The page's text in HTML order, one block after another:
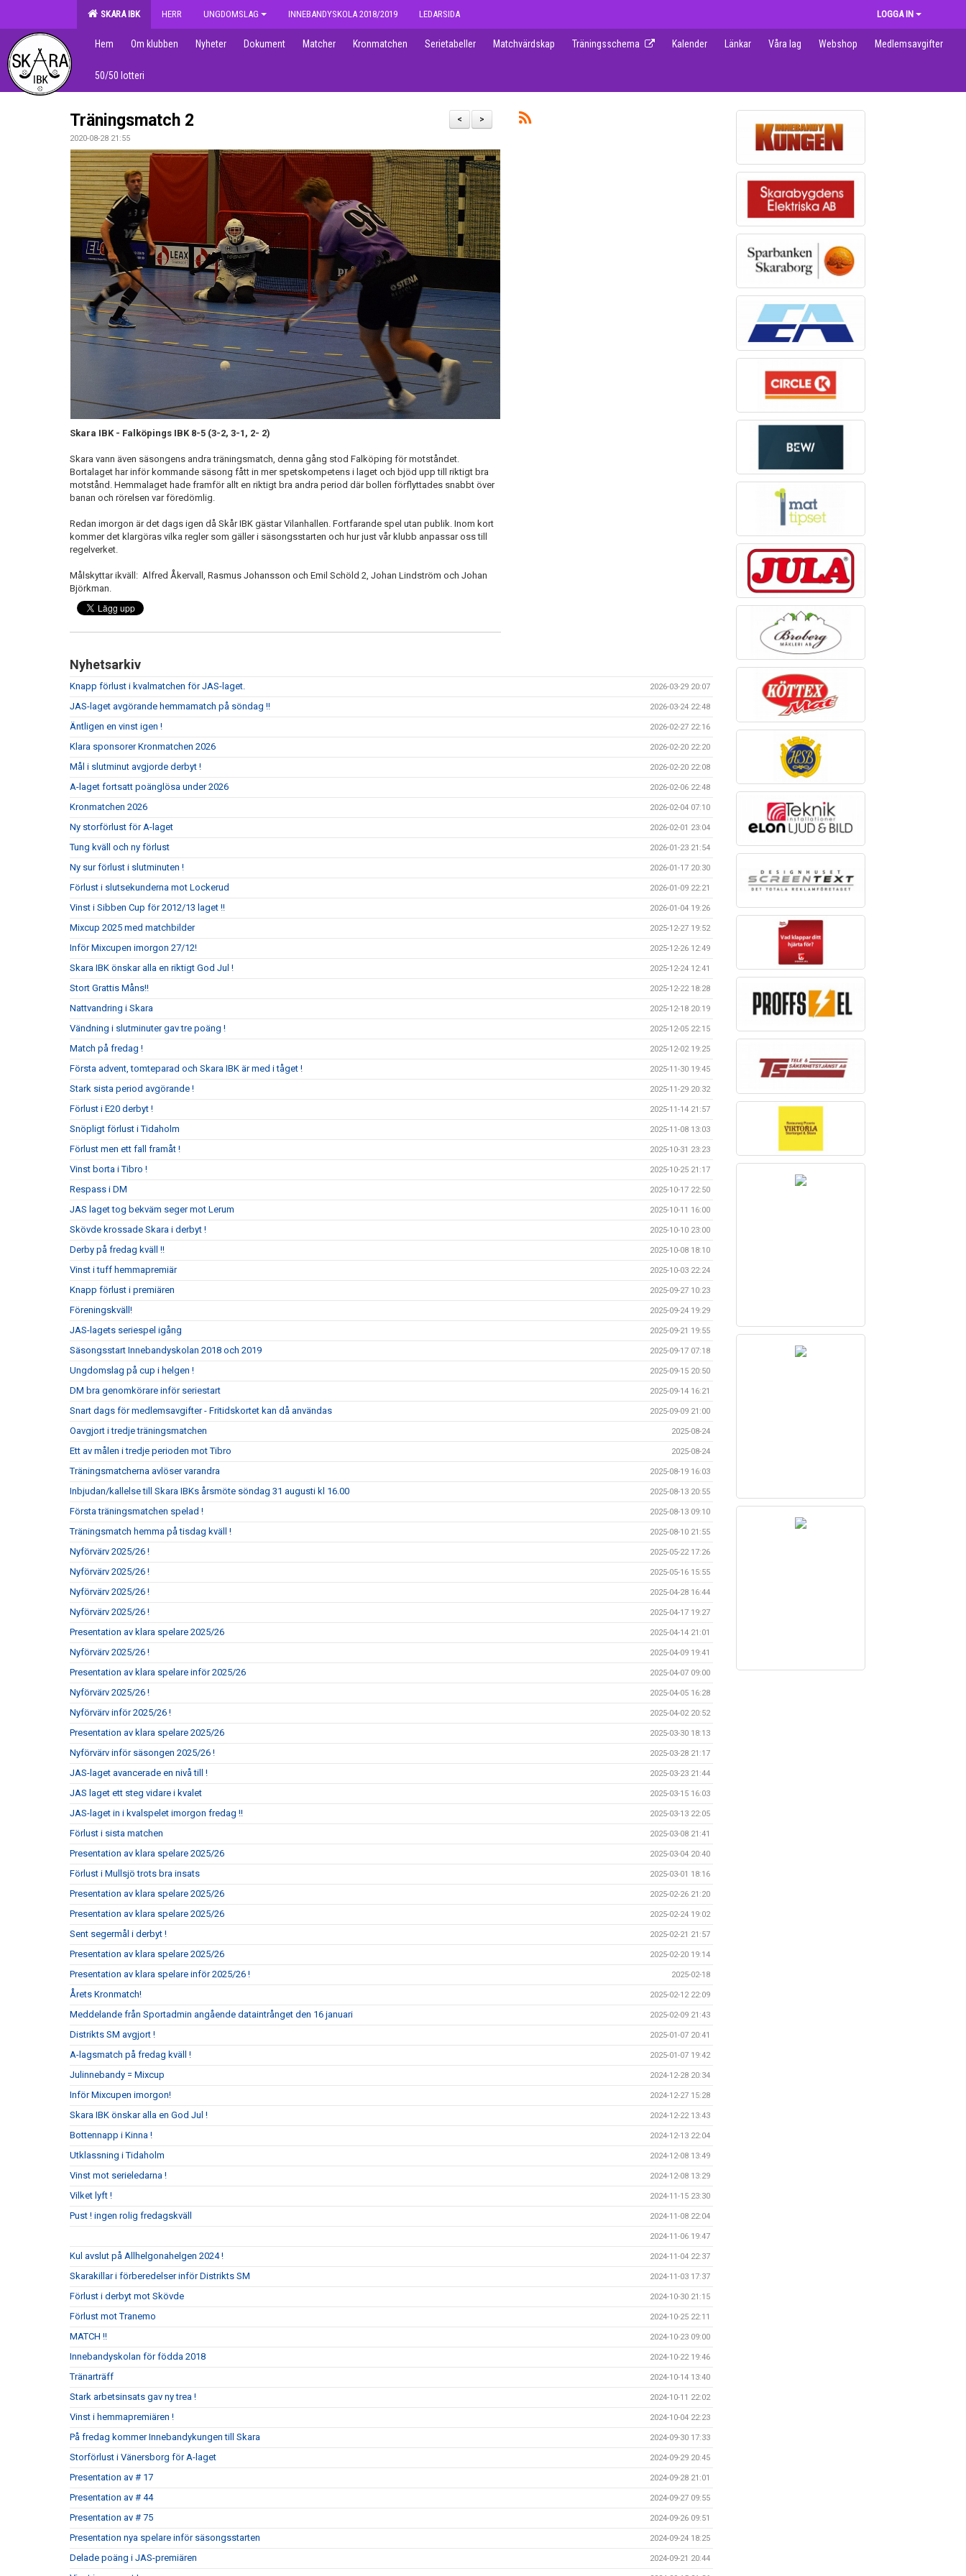
SKARA IBK HERR UNGDOMSLAG INNEBANDYSKOLA 2018/2019 LEDARSIDA LOGGA IN
Hem Om klubben Nyheter Dokument Matcher Kronmatchen Serietabeller Matchvärdskap Träningsschema Kalender Länkar Våra lag Webshop Medlemsavgifter
50/50 lotteri
>
<
Träningsmatch 2
2020-08-28 21:55
Skara IBK - Falköpings IBK 8-5 (3-2, 3-1, 2- 2)
Skara vann även säsongens andra träningsmatch, denna gång stod Falköping för motståndet.
Bortalaget har inför kommande säsong fått in mer spetskompetens i laget och bjöd upp till riktigt bra
motstånd. Hemmalaget hade framför allt en riktigt bra andra period där bollen förflyttades snabbt över
banan och rörelsen var föredömlig.
Redan imorgon är det dags igen då Skår IBK gästar Vilanhallen. Fortfarande spel utan publik. Inom kort
kommer det klargöras vilka regler som gäller i säsongsstarten och hur just vår klubb anpassar oss till
regelverket.
Målskyttar ikväll: Alfred Åkervall, Rasmus Johansson och Emil Schöld 2, Johan Lindström och Johan
Björkman.
Nyhetsarkiv
Knapp förlust i kvalmatchen för JAS-laget. 2026-03-29 20:07
JAS-laget avgörande hemmamatch på söndag !! 2026-03-24 22:48
Äntligen en vinst igen ! 2026-02-27 22:16
Klara sponsorer Kronmatchen 2026 2026-02-20 22:20
Mål i slutminut avgjorde derbyt ! 2026-02-20 22:08
A-laget fortsatt poänglösa under 2026 2026-02-06 22:48
Kronmatchen 2026 2026-02-04 07:10
Ny storförlust för A-laget 2026-02-01 23:04
Tung kväll och ny förlust 2026-01-23 21:54
Ny sur förlust i slutminuten ! 2026-01-17 20:30
Förlust i slutsekunderna mot Lockerud 2026-01-09 22:21
Vinst i Sibben Cup för 2012/13 laget !! 2026-01-04 19:26
Mixcup 2025 med matchbilder 2025-12-27 19:52
Inför Mixcupen imorgon 27/12! 2025-12-26 12:49
Skara IBK önskar alla en riktigt God Jul ! 2025-12-24 12:41
Stort Grattis Måns!! 2025-12-22 18:28
Nattvandring i Skara 2025-12-18 20:19
Vändning i slutminuter gav tre poäng ! 2025-12-05 22:15
Match på fredag ! 2025-12-02 19:25
Första advent, tomteparad och Skara IBK är med i tåget ! 2025-11-30 19:45
Stark sista period avgörande ! 2025-11-29 20:32
Förlust i E20 derbyt ! 2025-11-14 21:57
Snöpligt förlust i Tidaholm 2025-11-08 13:03
Förlust men ett fall framåt ! 2025-10-31 23:23
Vinst borta i Tibro ! 2025-10-25 21:17
Respass i DM 2025-10-17 22:50
JAS laget tog bekväm seger mot Lerum 2025-10-11 16:00
Skövde krossade Skara i derbyt ! 2025-10-10 23:00
Derby på fredag kväll !! 2025-10-08 18:10
Vinst i tuff hemmapremiär 2025-10-03 22:24
Knapp förlust i premiären 2025-09-27 10:23
Föreningskväll! 2025-09-24 19:29
JAS-lagets seriespel igång 2025-09-21 19:55
Säsongsstart Innebandyskolan 2018 och 2019 2025-09-17 07:18
Ungdomslag på cup i helgen ! 2025-09-15 20:50
DM bra genomkörare inför seriestart 2025-09-14 16:21
Snart dags för medlemsavgifter - Fritidskortet kan då användas 2025-09-09 21:00
Oavgjort i tredje träningsmatchen 2025-08-24
Ett av målen i tredje perioden mot Tibro 2025-08-24
Träningsmatcherna avlöser varandra 2025-08-19 16:03
Inbjudan/kallelse till Skara IBKs årsmöte söndag 31 augusti kl 16.00 2025-08-13 20:55
Första träningsmatchen spelad ! 2025-08-13 09:10
Träningsmatch hemma på tisdag kväll ! 2025-08-10 21:55
Nyförvärv 2025/26 ! 2025-05-22 17:26
Nyförvärv 2025/26 ! 2025-05-16 15:55
Nyförvärv 2025/26 ! 2025-04-28 16:44
Nyförvärv 2025/26 ! 2025-04-17 19:27
Presentation av klara spelare 2025/26 2025-04-14 21:01
Nyförvärv 2025/26 ! 2025-04-09 19:41
Presentation av klara spelare inför 2025/26 2025-04-07 09:00
Nyförvärv 2025/26 ! 2025-04-05 16:28
Nyförvärv inför 2025/26 ! 2025-04-02 20:52
Presentation av klara spelare 2025/26 2025-03-30 18:13
Nyförvärv inför säsongen 2025/26 ! 2025-03-28 21:17
JAS-laget avancerade en nivå till ! 2025-03-23 21:44
JAS laget ett steg vidare i kvalet 2025-03-15 16:03
JAS-laget in i kvalspelet imorgon fredag !! 2025-03-13 22:05
Förlust i sista matchen 2025-03-08 21:41
Presentation av klara spelare 2025/26 2025-03-04 20:40
Förlust i Mullsjö trots bra insats 2025-03-01 18:16
Presentation av klara spelare 2025/26 2025-02-26 21:20
Presentation av klara spelare 2025/26 2025-02-24 19:02
Sent segermål i derbyt ! 2025-02-21 21:57
Presentation av klara spelare 2025/26 2025-02-20 19:14
Presentation av klara spelare inför 2025/26 ! 2025-02-18
Årets Kronmatch! 2025-02-12 22:09
Meddelande från Sportadmin angående dataintrånget den 16 januari 2025-02-09 21:43
Distrikts SM avgjort ! 2025-01-07 20:41
A-lagsmatch på fredag kväll ! 2025-01-07 19:42
Julinnebandy = Mixcup 2024-12-28 20:34
Inför Mixcupen imorgon! 2024-12-27 15:28
Skara IBK önskar alla en God Jul ! 2024-12-22 13:43
Bottennapp i Kinna ! 2024-12-13 22:04
Utklassning i Tidaholm 2024-12-08 13:49
Vinst mot serieledarna ! 2024-12-08 13:29
Vilket lyft ! 2024-11-15 23:30
Pust ! ingen rolig fredagskväll 2024-11-08 22:04
2024-11-06 19:47
Kul avslut på Allhelgonahelgen 2024 ! 2024-11-04 22:37
Skarakillar i förberedelser inför Distrikts SM 2024-11-03 17:37
Förlust i derbyt mot Skövde 2024-10-30 21:15
Förlust mot Tranemo 2024-10-25 22:11
MATCH !! 2024-10-23 09:00
Innebandyskolan för födda 2018 2024-10-22 19:46
Tränarträff 2024-10-14 13:40
Stark arbetsinsats gav ny trea ! 2024-10-11 22:02
Vinst i hemmapremiären ! 2024-10-04 22:23
På fredag kommer Innebandykungen till Skara 2024-09-30 17:33
Storförlust i Vänersborg för A-laget 2024-09-29 20:45
Presentation av # 17 2024-09-28 21:01
Presentation av # 44 2024-09-27 09:55
Presentation av # 75 2024-09-26 09:51
Presentation nya spelare inför säsongsstarten 2024-09-24 18:25
Delade poäng i JAS-premiären 2024-09-21 20:44